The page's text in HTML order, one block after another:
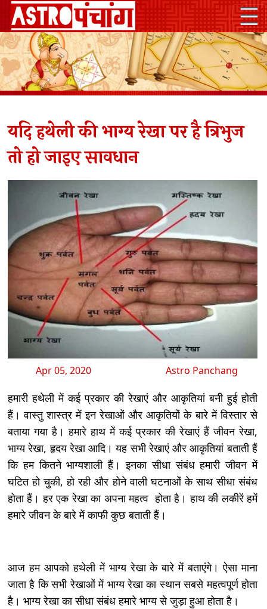
यदि हथेली की भाग्य रेखा पर है त्रिभुज
तो हो जाइए सावधान
Apr 05, 2020 Astro Panchang
हमारी हथेली में कई प्रकार की रेखाएं और आकृतियां बनी हुई होती
हैं। वास्तु शास्त्र में इन रेखाओं और आकृतियों के बारे में विस्तार से
बताया गया है। हमारे हाथ में कई प्रकार की रेखाएं हैं जीवन रेखा,
भाग्य रेखा, हृदय रेखा आदि। यह सभी रेखाएं और आकृतियां बताती हैं
कि हम कितने भाग्यशाली हैं। इनका सीधा संबंध हमारी जीवन में
घटित हो चुकी, हो रही और होने वाली घटनाओं के साथ सीधा संबंध
होता हैं। हर एक रेखा का अपना महत्व होता है। हाथ की लकीरें हमें
हमारे जीवन के बारे में काफी कुछ बताती हैं।
आज हम आपको हथेली में भाग्य रेखा के बारे में बताएंगे। ऐसा माना
जाता है कि सभी रेखाओं में भाग्य रेखा का स्थान सबसे महत्वपूर्ण होता
है। भाग्य रेखा का सीधा संबंध हमारे भाग्य से जुड़ा हुआ होता है।